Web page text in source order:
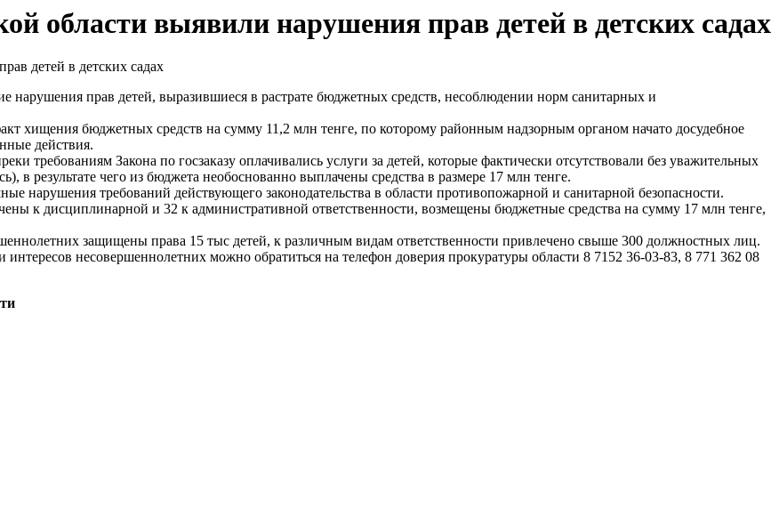
области выявили нарушения прав детей в детских садах
прав детей, выразившиеся в растрате бюджетных средств, несоблюдении норм санитарных и
бюджетных средств на сумму 11,2 млн тенге, по которому районным надзорным органом начато досудебное
действия.
Закона по госзаказу оплачивались услуги за детей, которые фактически отсутствовали без уважительных
в результате чего из бюджета необоснованно выплачены средства в размере 17 млн тенге.
требований действующего законодательства в области противопожарной и санитарной безопасности.
к дисциплинарной и 32 к административной ответственности, возмещены бюджетные средства на сумму 17 млн тенге,
защищены права 15 тыс детей, к различным видам ответственности привлечено свыше 300 должностных лиц.
несовершеннолетних можно обратиться на телефон доверия прокуратуры области 8 7152 36-03-83, 8 771 362 08